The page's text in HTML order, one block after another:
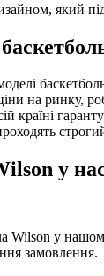
який
на ринку,
країні
у
Wilson у
замовлення.